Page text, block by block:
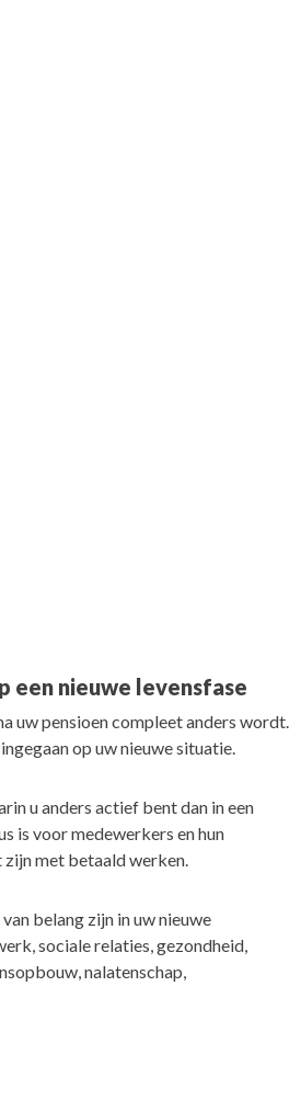
een nieuwe levensfase
uw pensioen compleet anders wordt.
op uw nieuwe situatie.
u anders actief bent dan in een
is voor medewerkers en hun
met betaald werken.
belang zijn in uw nieuwe
sociale relaties, gezondheid,
nalatenschap,